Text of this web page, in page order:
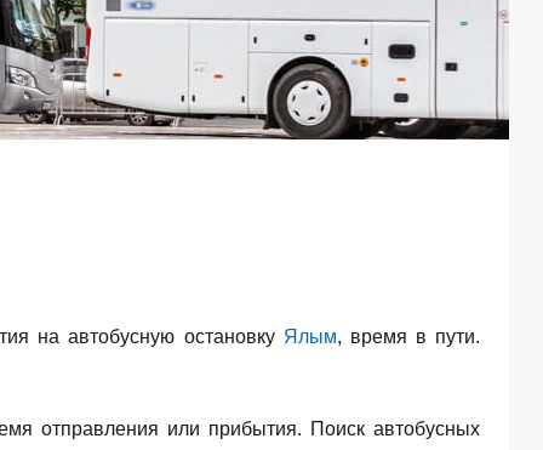
на автобусную остановку Ялым, время в пути.
отправления или прибытия. Поиск автобусных